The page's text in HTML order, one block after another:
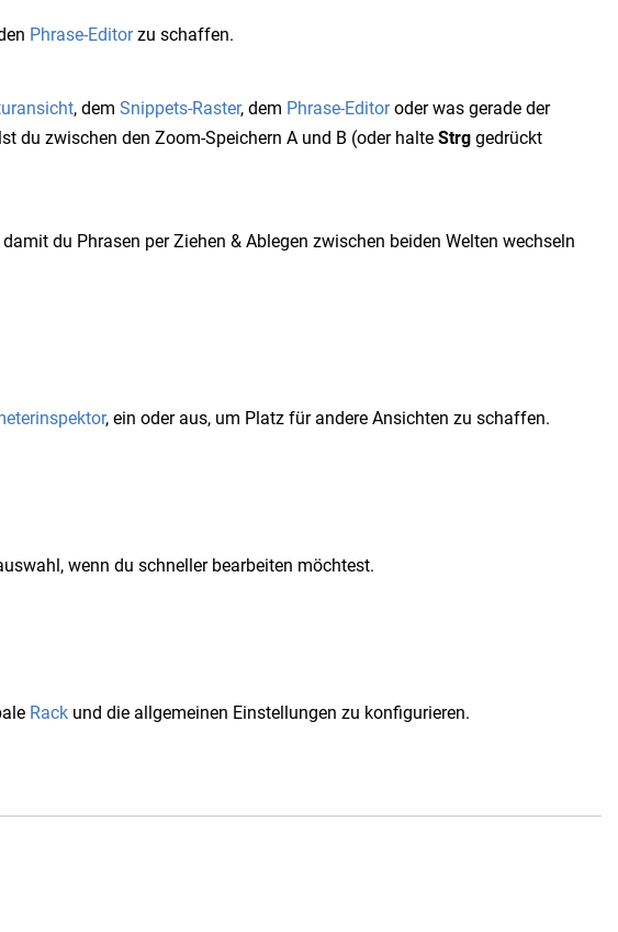
Phrase-Editorzu schaffen.
, dem Snippets-Raster, dem Phrase-Editoroder was gerade der
du zwischen den Zoom-Speichern A und B (oder halte Strg gedrückt
damit du Phrasen per Ziehen & Ablegen zwischen beiden Welten wechseln
, ein oder aus, um Platz für andere Ansichten zu schaffen.
wenn du schneller bearbeiten möchtest.
Rack und die allgemeinen Einstellungen zu konfigurieren.